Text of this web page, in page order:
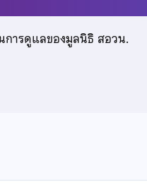
การดูแลของมูลนิธิ สอวน.